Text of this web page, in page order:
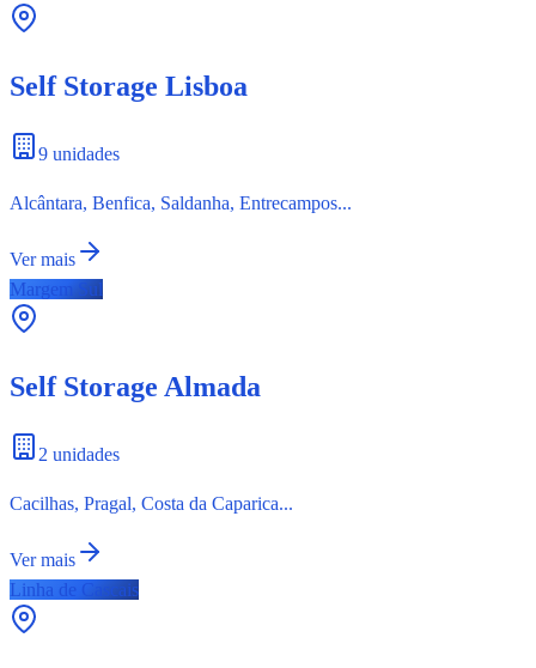
Self Storage Lisboa
9 unidades
Alcântara, Benfica, Saldanha, Entrecampos...
Ver mais
Margem Sul
Self Storage Almada
2 unidades
Cacilhas, Pragal, Costa da Caparica...
Ver mais
Linha de Cascais